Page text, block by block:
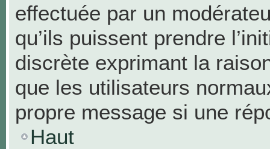
effectuée par un
qu’ils puissent prendre
discrète exprimant la
que les utilisateurs
propre message si une
Haut